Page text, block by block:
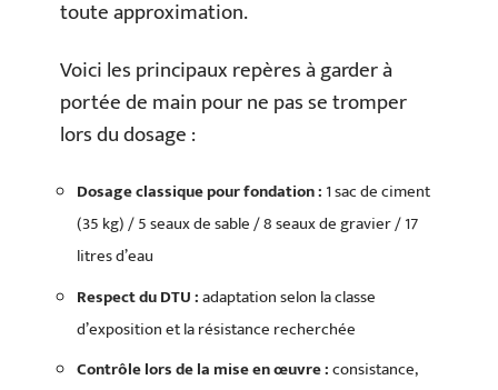
toute approximation.
Voici les principaux repères à garder à
portée de main pour ne pas se tromper
lors du dosage :
Dosage classique pour fondation : 1 sac de ciment
(35 kg) / 5 seaux de sable / 8 seaux de gravier / 17
litres d’eau
Respect du DTU :adaptation selon la classe
d’exposition et la résistance recherchée
Contrôle lors de la mise en œuvre :consistance,